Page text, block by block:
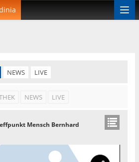
NEWS LIVE
NEWS LIVE
Mensch Bernhard